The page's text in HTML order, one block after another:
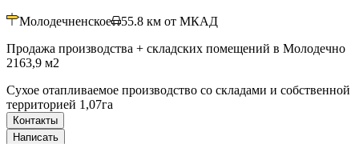
Молодечненское 55.8 км от МКАД
Продажа производства + складских помещений в Молодечно
2163,9 м2
Сухое отапливаемое производство со складами и собственной
территорией 1,07га
Контакты
Написать